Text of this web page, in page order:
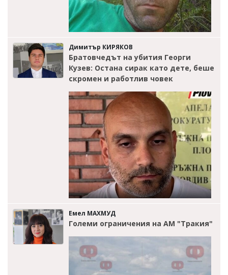
Димитър КИРЯКОВ
Братовчедът на убития Георги
Кузев: Остана сирак като дете, беше
скромен и работлив човек
Емел МАХМУД
Големи ограничения на АМ "Тракия"